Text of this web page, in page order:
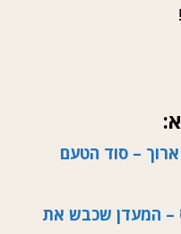
– סוד הטעם
– המעדן שכבש את